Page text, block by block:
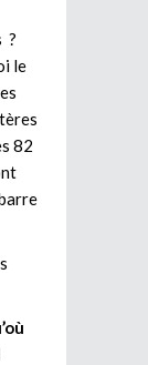
?
le
82